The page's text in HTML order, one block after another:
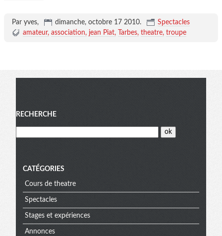
Par yves, dimanche, octobre 17 2010.
Spectacles
amateur association jean Piat Tarbes theatre troupe
Menu
RECHERCHE
CATÉGORIES
Cours de theatre
Spectacles
Stages et expériences
Annonces